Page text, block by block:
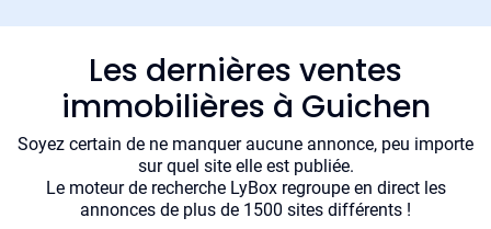
Les dernières ventes
immobilières à Guichen
Soyez certain de ne manquer aucune annonce, peu importe
sur quel site elle est publiée.
Le moteur de recherche LyBox regroupe en direct les
annonces de plus de 1500 sites différents !